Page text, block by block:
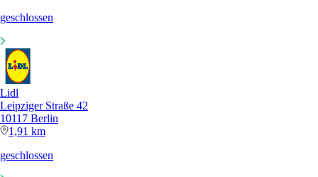
geschlossen
Lidl
Leipziger Straße 42
10117 Berlin
1,91 km
geschlossen